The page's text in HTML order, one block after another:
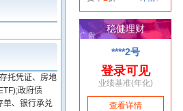
托凭证、房地
政府债
单、银行承兑